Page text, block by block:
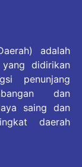
adalah
didirikan
penunjang
dan
saing dan
daerah